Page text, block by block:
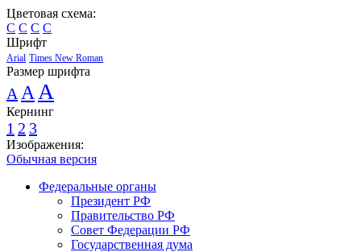
Цветовая схема:
C C C C
Шрифт
Arial Times New Roman
Размер шрифта
A A A
Кернинг
1 2 3
Изображения:
Обычная версия
Федеральные органы
Президент РФ
Правительство РФ
Совет Федерации РФ
Государственная дума